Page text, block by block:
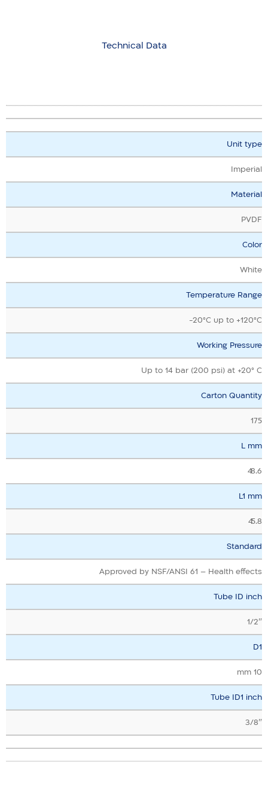
Technical Data
Unit type
Imperial
Material
PVDF
Color
White
Temperature Range
‎-20°C up to +120°C
Working Pressure
Up to 14 bar (200 psi) at +20° C
Carton Quantity
175
L mm
48.6
L1 mm
45.8
Standard
Approved by NSF/ANSI 61 – Health effects
Tube ID inch
1/2″
D1
10 mm
Tube ID1 inch
3/8″